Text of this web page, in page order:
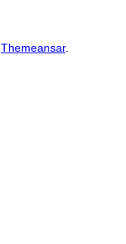
Themeansar.